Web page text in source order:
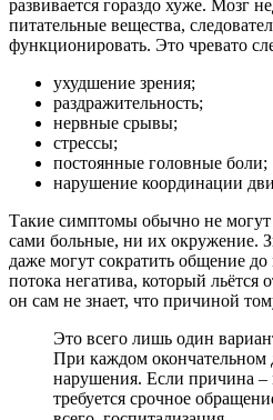
развивается гораздо хуже. Мозг
питательные вещества,
функционировать. Это чревато
ухудшение зрения;
раздражительность;
нервные срывы;
стрессы;
постоянные головные боли;
нарушение координации
Такие симптомы обычно не могут
сами больные, ни их окружение.
даже могут сократить общение
потока негатива, который льётся
он сам не знает, что причиной
Это всего лишь один
При каждом окончательном
нарушения. Если причина –
требуется срочное